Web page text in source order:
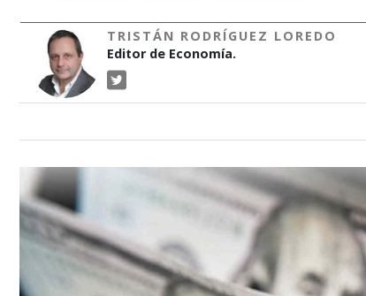
TRISTÁN RODRÍGUEZ LOREDO
Editor de Economía.